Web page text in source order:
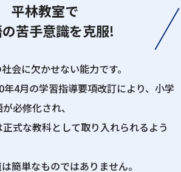
平林教室で
苦手意識を克服!
会に欠かせない能力です。
4月の学習指導要項改訂により、小学
必修化され、
式な教科として取り入れられるよう
簡単なものではありません。